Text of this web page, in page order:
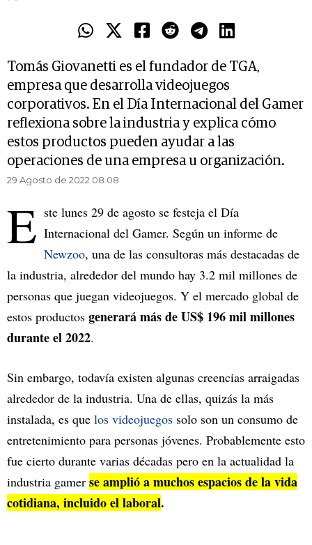
Tomás Giovanetti es el fundador de TGA,
empresa que desarrolla videojuegos
corporativos. En el Día Internacional del Gamer
reflexiona sobre la industria y explica cómo
estos productos pueden ayudar a las
operaciones de una empresa u organización.
29 Agosto de 2022 08.08
E ste lunes 29 de agosto se festeja el Día
Internacional del Gamer. Según un informe de
Newzoo, una de las consultoras más destacadas de
la industria, alrededor del mundo hay 3.2 mil millones de
personas que juegan videojuegos. Y el mercado global de
estos productos generará más de US$ 196 mil millones
durante el 2022.
Sin embargo, todavía existen algunas creencias arraigadas
alrededor de la industria. Una de ellas, quizás la más
instalada, es que los videojuegos solo son un consumo de
entretenimiento para personas jóvenes. Probablemente esto
fue cierto durante varias décadas pero en la actualidad la
industria gamer se amplió a muchos espacios de la vida
cotidiana, incluido el laboral.